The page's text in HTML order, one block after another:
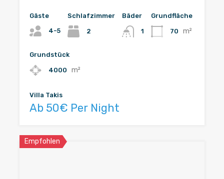
Gäste
4-5
Schlafzimmer
2
Bäder
1
Grundfläche
70 m²
Grundstück
4000 m²
Villa Takis
Ab 50€ Per Night
Empfohlen